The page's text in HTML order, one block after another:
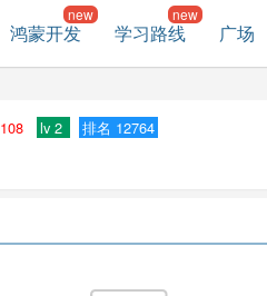
鸿蒙开发 学习路线 广场
108 lv 2 排名 12764